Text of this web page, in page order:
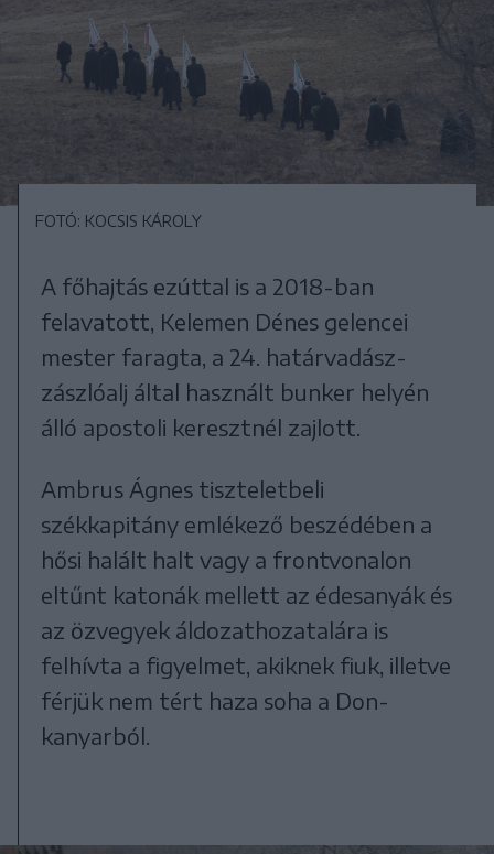
FOTÓ: KOCSIS KÁROLY
A főhajtás ezúttal is a 2018-ban
felavatott, Kelemen Dénes gelencei
mester faragta, a 24. határvadász-
zászlóalj által használt bunker helyén
álló apostoli keresztnél zajlott.
Ambrus Ágnes tiszteletbeli
székkapitány emlékező beszédében a
hősi halált halt vagy a frontvonalon
eltűnt katonák mellett az édesanyák és
az özvegyek áldozathozatalára is
felhívta a figyelmet, akiknek fiuk, illetve
férjük nem tért haza soha a Don-
kanyarból.